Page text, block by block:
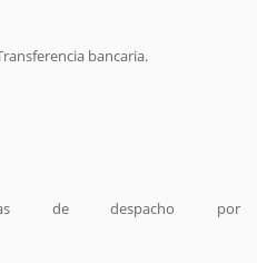
bancaria.
de despacho por